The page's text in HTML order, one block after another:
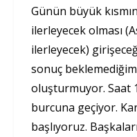
Günün büyük
ilerleyecek olması
ilerleyecek)
sonuç
oluşturmuyor. Saat
burcuna geçiyor.
başlıyoruz.